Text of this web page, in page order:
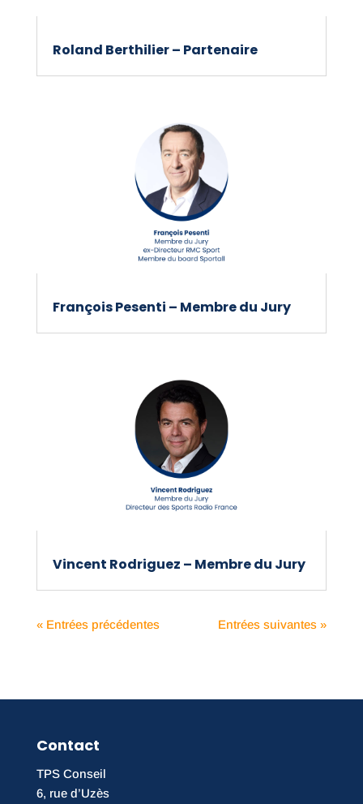
Roland Berthilier – Partenaire
François Pesenti – Membre du Jury
Vincent Rodriguez – Membre du Jury
« Entrées précédentes Entrées suivantes »
Contact
TPS Conseil
6, rue d’Uzès